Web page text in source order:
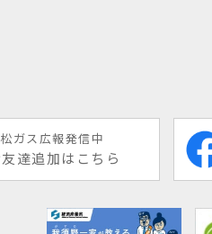
ガス広報発信中
友達追加はこちら